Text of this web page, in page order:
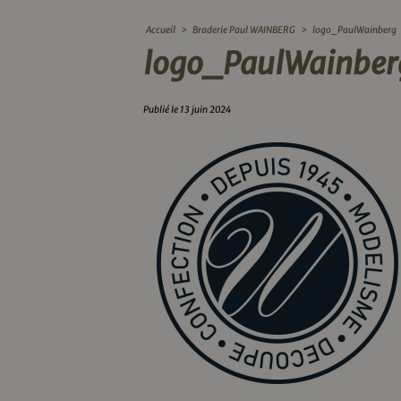
Accueil > Braderie Paul WAINBERG > logo_PaulWainberg
Publié le 13 juin 2024